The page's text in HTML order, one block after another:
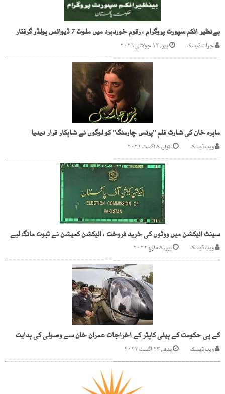
بےنظیر انکم سپورٹ پروگرام ، رقوم خوردبرد میں ملوث 7 ڈیوائس ہولڈر گرفتار
جرات ڈیسک پیر, ۱۳ جولائی ۲۰۲۶
ماہرہ خان کی شارٹ فلم ''پرنس چارمنگ'' کو لوگوں نے شاہکار قرار دیدیا
ویب ڈیسک اتوار, ۸ اگست ۲۰۲۱
سینٹ الیکشن میں ووٹوں کی خرید فروخت ، الیکشن کمیشن نے ثبوت مانگ لیے
ویب ڈیسک پیر, ۸ مارچ ۲۰۲۱
کے پی حکومت کے ہیلی کاپٹر کے اخراجات عمران خان سے وصولی کی ہدایت
ویب ڈیسک بدھ, ۲۴ اگست ۲۰۲۲